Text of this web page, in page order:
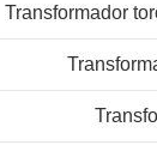
Transformador